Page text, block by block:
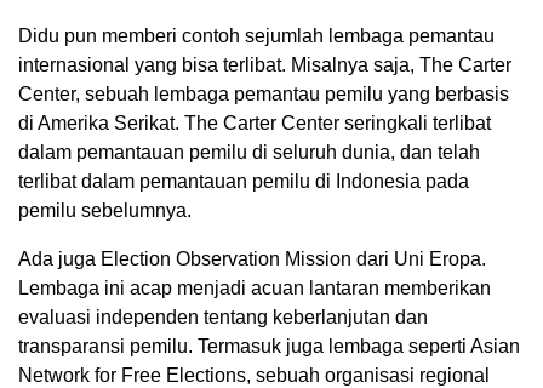
Didu pun memberi contoh sejumlah lembaga pemantau
internasional yang bisa terlibat. Misalnya saja, The Carter
Center, sebuah lembaga pemantau pemilu yang berbasis
di Amerika Serikat. The Carter Center seringkali terlibat
dalam pemantauan pemilu di seluruh dunia, dan telah
terlibat dalam pemantauan pemilu di Indonesia pada
pemilu sebelumnya.
Ada juga Election Observation Mission dari Uni Eropa.
Lembaga ini acap menjadi acuan lantaran memberikan
evaluasi independen tentang keberlanjutan dan
transparansi pemilu. Termasuk juga lembaga seperti Asian
Network for Free Elections, sebuah organisasi regional